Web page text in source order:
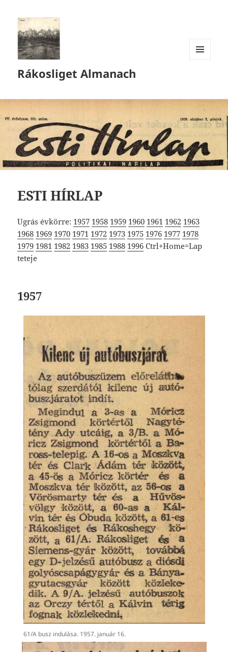
Rákosliget Almanach
ESTI HÍRLAP
Ugrás évkörre: 1957 1958 1959 1960 1961 1962 1963
1968 1969 1970 1971 1972 1973 1975 1976 1977 1978
1979 1981 1982 1983 1985 1988 1996 Ctrl+Home=Lap
teteje
1957
61/A busz indulása. 1957. január 16.